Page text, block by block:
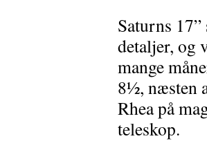
Saturns
detaljer, og
mange
8½, næsten
Rhea på
teleskop.